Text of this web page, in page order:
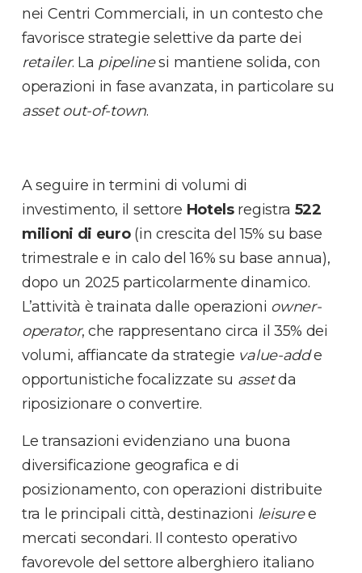
nei Centri Commerciali, in un contesto che
favorisce strategie selettive da parte dei
retailer. La pipelinesi mantiene solida, con
operazioni in fase avanzata, in particolare su
asset out-of-town.
A seguire in termini di volumi di
investimento, il settore Hotelsregistra 522
milioni di euro(in crescita del 15% su base
trimestrale e in calo del 16% su base annua),
dopo un 2025 particolarmente dinamico.
L’attività è trainata dalle operazioni owner-
operator, che rappresentano circa il 35% dei
volumi, affiancate da strategie value-adde
opportunistiche focalizzate su assetda
riposizionare o convertire.
Le transazioni evidenziano una buona
diversificazione geografica e di
posizionamento, con operazioni distribuite
tra le principali città, destinazioni leisuree
mercati secondari. Il contesto operativo
favorevole del settore alberghiero italiano